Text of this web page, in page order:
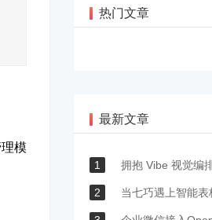
模
热门文章
最新文章
1 拥抱 Vibe 视觉编排！道一云七巧 AI 原生低代码
2 当七巧遇上智能表格｜在企微里，轻松